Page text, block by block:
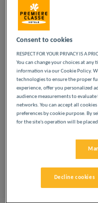
à Angers
À la confluence de la
destination de choix
Plongez dans l’Histoire
visites, découvertes
capitale historique de
Que voir lors de votre
NOS
À PETITS
Consent to cookies
RESPECT FOR YOUR PRIVACY IS A
You can change your choices at
information via our Cookie Policy.
technologies to ensure the proper
experience, offer you personalized
audience measurements to
networks. You can accept all
preferences by cookie purpose. By
for the site's operation will be
Decline cookies